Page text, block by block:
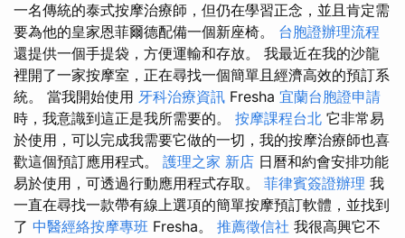
一名傳統的泰式按摩治療師，但仍在學習正念，並且肯定需
要為他的皇家恩菲爾德配備一個新座椅。 台胞證辦理流程
還提供一個手提袋，方便運輸和存放。 我最近在我的沙龍
裡開了一家按摩室，正在尋找一個簡單且經濟高效的預訂系
統。 當我開始使用 牙科治療資訊 Fresha 宜蘭台胞證申請
時，我意識到這正是我所需要的。 按摩課程台北 它非常易
於使用，可以完成我需要它做的一切，我的按摩治療師也喜
歡這個預訂應用程式。 護理之家 新店 日曆和約會安排功能
易於使用，可透過行動應用程式存取。 菲律賓簽證辦理 我
一直在尋找一款帶有線上選項的簡單按摩預訂軟體，並找到
了 中醫經絡按摩專班 Fresha。 推薦徵信社 我很高興它不